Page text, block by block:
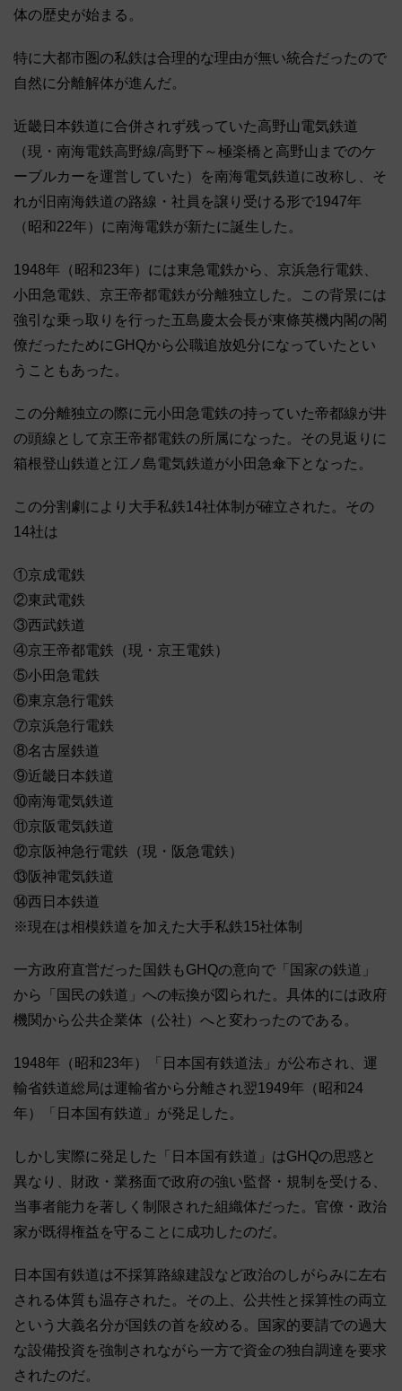
体の歴史が始まる。
特に大都市圏の私鉄は合理的な理由が無い統合だったので
自然に分離解体が進んだ。
近畿日本鉄道に合併されず残っていた高野山電気鉄道
（現・南海電鉄高野線/高野下～極楽橋と高野山までのケ
ーブルカーを運営していた）を南海電気鉄道に改称し、そ
れが旧南海鉄道の路線・社員を譲り受ける形で1947年
（昭和22年）に南海電鉄が新たに誕生した。
1948年（昭和23年）には東急電鉄から、京浜急行電鉄、
小田急電鉄、京王帝都電鉄が分離独立した。この背景には
強引な乗っ取りを行った五島慶太会長が東條英機内閣の閣
僚だったためにGHQから公職追放処分になっていたとい
うこともあった。
この分離独立の際に元小田急電鉄の持っていた帝都線が井
の頭線として京王帝都電鉄の所属になった。その見返りに
箱根登山鉄道と江ノ島電気鉄道が小田急傘下となった。
この分割劇により大手私鉄14社体制が確立された。その
14社は
①京成電鉄
②東武電鉄
③西武鉄道
④京王帝都電鉄（現・京王電鉄）
⑤小田急電鉄
⑥東京急行電鉄
⑦京浜急行電鉄
⑧名古屋鉄道
⑨近畿日本鉄道
⑩南海電気鉄道
⑪京阪電気鉄道
⑫京阪神急行電鉄（現・阪急電鉄）
⑬阪神電気鉄道
⑭西日本鉄道
※現在は相模鉄道を加えた大手私鉄15社体制
一方政府直営だった国鉄もGHQの意向で「国家の鉄道」
から「国民の鉄道」への転換が図られた。具体的には政府
機関から公共企業体（公社）へと変わったのである。
1948年（昭和23年）「日本国有鉄道法」が公布され、運
輸省鉄道総局は運輸省から分離され翌1949年（昭和24
年）「日本国有鉄道」が発足した。
しかし実際に発足した「日本国有鉄道」はGHQの思惑と
異なり、財政・業務面で政府の強い監督・規制を受ける、
当事者能力を著しく制限された組織体だった。官僚・政治
家が既得権益を守ることに成功したのだ。
日本国有鉄道は不採算路線建設など政治のしがらみに左右
される体質も温存された。その上、公共性と採算性の両立
という大義名分が国鉄の首を絞める。国家的要請での過大
な設備投資を強制されながら一方で資金の独自調達を要求
されたのだ。